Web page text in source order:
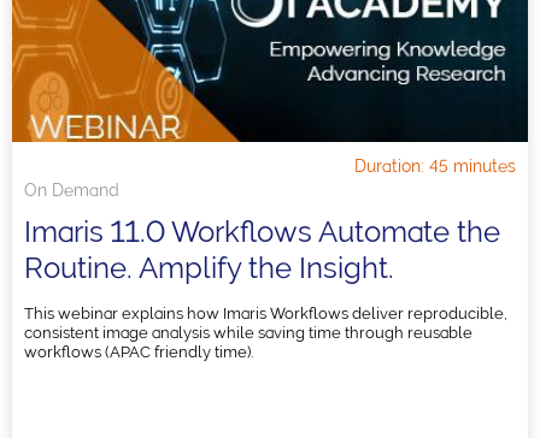
On Demand
Duration: 45 minutes
Imaris 11.0 Workflows Automate the
Routine. Amplify the Insight.
This webinar explains how Imaris Workflows deliver reproducible,
consistent image analysis while saving time through reusable
workflows (APAC friendly time).